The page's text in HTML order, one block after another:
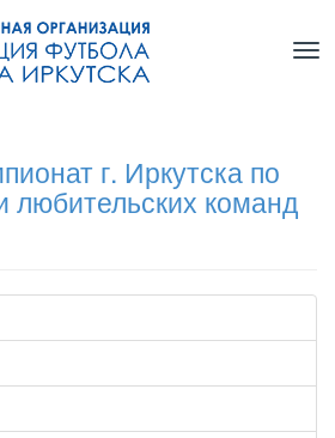
г. Иркутска по
любительских команд